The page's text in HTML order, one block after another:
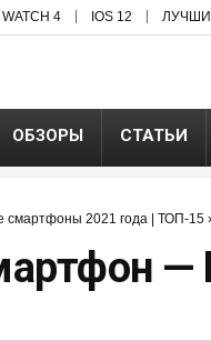
4 IOS 12
ОБЗОРЫ СТАТЬИ
смартфоны 2021 года | ТОП-15
—